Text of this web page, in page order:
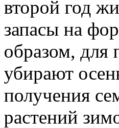
второй год
запасы на
образом, для
убирают
получения
растений